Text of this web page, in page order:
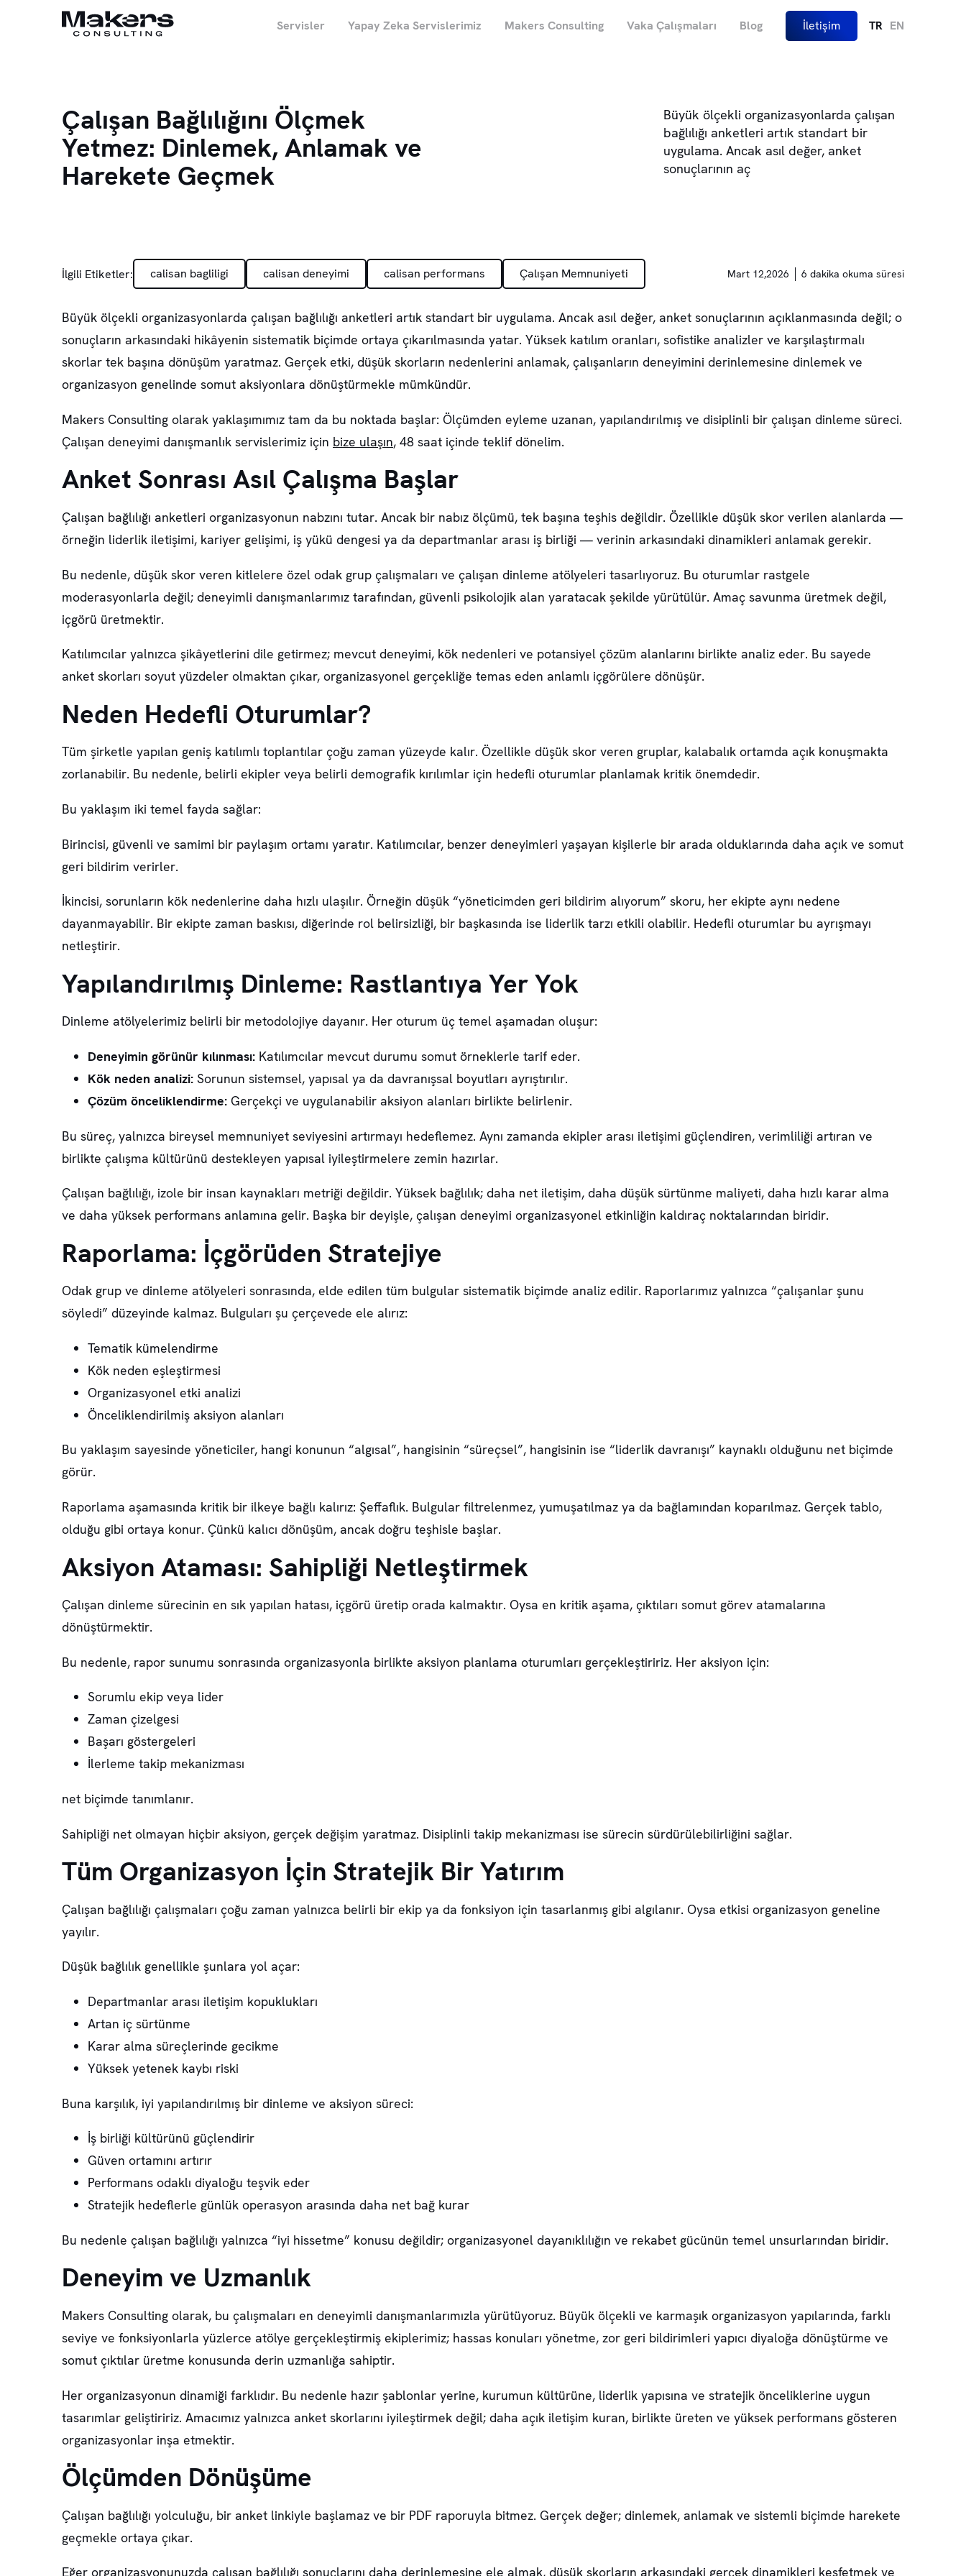
Servisler Yapay Zeka Servislerimiz Makers Consulting Vaka Çalışmaları Blog İletişim TR EN
Çalışan Bağlılığını Ölçmek
Yetmez: Dinlemek, Anlamak ve
Harekete Geçmek
Büyük ölçekli organizasyonlarda çalışan
bağlılığı anketleri artık standart bir
uygulama. Ancak asıl değer, anket
sonuçlarının aç
İlgili Etiketler: calisan bagliligi calisan deneyimi calisan performans Çalışan Memnuniyeti Mart 12,2026 6 dakika okuma süresi
Büyük ölçekli organizasyonlarda çalışan bağlılığı anketleri artık standart bir uygulama. Ancak asıl değer, anket sonuçlarının açıklanmasında değil; o
sonuçların arkasındaki hikâyenin sistematik biçimde ortaya çıkarılmasında yatar. Yüksek katılım oranları, sofistike analizler ve karşılaştırmalı
skorlar tek başına dönüşüm yaratmaz. Gerçek etki, düşük skorların nedenlerini anlamak, çalışanların deneyimini derinlemesine dinlemek ve
organizasyon genelinde somut aksiyonlara dönüştürmekle mümkündür.
Makers Consulting olarak yaklaşımımız tam da bu noktada başlar: Ölçümden eyleme uzanan, yapılandırılmış ve disiplinli bir çalışan dinleme süreci.
Çalışan deneyimi danışmanlık servislerimiz için bize ulaşın, 48 saat içinde teklif dönelim.
Anket Sonrası Asıl Çalışma Başlar
Çalışan bağlılığı anketleri organizasyonun nabzını tutar. Ancak bir nabız ölçümü, tek başına teşhis değildir. Özellikle düşük skor verilen alanlarda —
örneğin liderlik iletişimi, kariyer gelişimi, iş yükü dengesi ya da departmanlar arası iş birliği — verinin arkasındaki dinamikleri anlamak gerekir.
Bu nedenle, düşük skor veren kitlelere özel odak grup çalışmaları ve çalışan dinleme atölyeleri tasarlıyoruz. Bu oturumlar rastgele
moderasyonlarla değil; deneyimli danışmanlarımız tarafından, güvenli psikolojik alan yaratacak şekilde yürütülür. Amaç savunma üretmek değil,
içgörü üretmektir.
Katılımcılar yalnızca şikâyetlerini dile getirmez; mevcut deneyimi, kök nedenleri ve potansiyel çözüm alanlarını birlikte analiz eder. Bu sayede
anket skorları soyut yüzdeler olmaktan çıkar, organizasyonel gerçekliğe temas eden anlamlı içgörülere dönüşür.
Neden Hedefli Oturumlar?
Tüm şirketle yapılan geniş katılımlı toplantılar çoğu zaman yüzeyde kalır. Özellikle düşük skor veren gruplar, kalabalık ortamda açık konuşmakta
zorlanabilir. Bu nedenle, belirli ekipler veya belirli demografik kırılımlar için hedefli oturumlar planlamak kritik önemdedir.
Bu yaklaşım iki temel fayda sağlar:
Birincisi, güvenli ve samimi bir paylaşım ortamı yaratır. Katılımcılar, benzer deneyimleri yaşayan kişilerle bir arada olduklarında daha açık ve somut
geri bildirim verirler.
İkincisi, sorunların kök nedenlerine daha hızlı ulaşılır. Örneğin düşük “yöneticimden geri bildirim alıyorum” skoru, her ekipte aynı nedene
dayanmayabilir. Bir ekipte zaman baskısı, diğerinde rol belirsizliği, bir başkasında ise liderlik tarzı etkili olabilir. Hedefli oturumlar bu ayrışmayı
netleştirir.
Yapılandırılmış Dinleme: Rastlantıya Yer Yok
Dinleme atölyelerimiz belirli bir metodolojiye dayanır. Her oturum üç temel aşamadan oluşur:
Deneyimin görünür kılınması: Katılımcılar mevcut durumu somut örneklerle tarif eder.
Kök neden analizi: Sorunun sistemsel, yapısal ya da davranışsal boyutları ayrıştırılır.
Çözüm önceliklendirme: Gerçekçi ve uygulanabilir aksiyon alanları birlikte belirlenir.
Bu süreç, yalnızca bireysel memnuniyet seviyesini artırmayı hedeflemez. Aynı zamanda ekipler arası iletişimi güçlendiren, verimliliği artıran ve
birlikte çalışma kültürünü destekleyen yapısal iyileştirmelere zemin hazırlar.
Çalışan bağlılığı, izole bir insan kaynakları metriği değildir. Yüksek bağlılık; daha net iletişim, daha düşük sürtünme maliyeti, daha hızlı karar alma
ve daha yüksek performans anlamına gelir. Başka bir deyişle, çalışan deneyimi organizasyonel etkinliğin kaldıraç noktalarından biridir.
Raporlama: İçgörüden Stratejiye
Odak grup ve dinleme atölyeleri sonrasında, elde edilen tüm bulgular sistematik biçimde analiz edilir. Raporlarımız yalnızca “çalışanlar şunu
söyledi” düzeyinde kalmaz. Bulguları şu çerçevede ele alırız:
Tematik kümelendirme
Kök neden eşleştirmesi
Organizasyonel etki analizi
Önceliklendirilmiş aksiyon alanları
Bu yaklaşım sayesinde yöneticiler, hangi konunun “algısal”, hangisinin “süreçsel”, hangisinin ise “liderlik davranışı” kaynaklı olduğunu net biçimde
görür.
Raporlama aşamasında kritik bir ilkeye bağlı kalırız: Şeffaflık. Bulgular filtrelenmez, yumuşatılmaz ya da bağlamından koparılmaz. Gerçek tablo,
olduğu gibi ortaya konur. Çünkü kalıcı dönüşüm, ancak doğru teşhisle başlar.
Aksiyon Ataması: Sahipliği Netleştirmek
Çalışan dinleme sürecinin en sık yapılan hatası, içgörü üretip orada kalmaktır. Oysa en kritik aşama, çıktıları somut görev atamalarına
dönüştürmektir.
Bu nedenle, rapor sunumu sonrasında organizasyonla birlikte aksiyon planlama oturumları gerçekleştiririz. Her aksiyon için:
Sorumlu ekip veya lider
Zaman çizelgesi
Başarı göstergeleri
İlerleme takip mekanizması
net biçimde tanımlanır.
Sahipliği net olmayan hiçbir aksiyon, gerçek değişim yaratmaz. Disiplinli takip mekanizması ise sürecin sürdürülebilirliğini sağlar.
Tüm Organizasyon İçin Stratejik Bir Yatırım
Çalışan bağlılığı çalışmaları çoğu zaman yalnızca belirli bir ekip ya da fonksiyon için tasarlanmış gibi algılanır. Oysa etkisi organizasyon geneline
yayılır.
Düşük bağlılık genellikle şunlara yol açar:
Departmanlar arası iletişim kopuklukları
Artan iç sürtünme
Karar alma süreçlerinde gecikme
Yüksek yetenek kaybı riski
Buna karşılık, iyi yapılandırılmış bir dinleme ve aksiyon süreci:
İş birliği kültürünü güçlendirir
Güven ortamını artırır
Performans odaklı diyaloğu teşvik eder
Stratejik hedeflerle günlük operasyon arasında daha net bağ kurar
Bu nedenle çalışan bağlılığı yalnızca “iyi hissetme” konusu değildir; organizasyonel dayanıklılığın ve rekabet gücünün temel unsurlarından biridir.
Deneyim ve Uzmanlık
Makers Consulting olarak, bu çalışmaları en deneyimli danışmanlarımızla yürütüyoruz. Büyük ölçekli ve karmaşık organizasyon yapılarında, farklı
seviye ve fonksiyonlarla yüzlerce atölye gerçekleştirmiş ekiplerimiz; hassas konuları yönetme, zor geri bildirimleri yapıcı diyaloğa dönüştürme ve
somut çıktılar üretme konusunda derin uzmanlığa sahiptir.
Her organizasyonun dinamiği farklıdır. Bu nedenle hazır şablonlar yerine, kurumun kültürüne, liderlik yapısına ve stratejik önceliklerine uygun
tasarımlar geliştiririz. Amacımız yalnızca anket skorlarını iyileştirmek değil; daha açık iletişim kuran, birlikte üreten ve yüksek performans gösteren
organizasyonlar inşa etmektir.
Ölçümden Dönüşüme
Çalışan bağlılığı yolculuğu, bir anket linkiyle başlamaz ve bir PDF raporuyla bitmez. Gerçek değer; dinlemek, anlamak ve sistemli biçimde harekete
geçmekle ortaya çıkar.
Eğer organizasyonunuzda çalışan bağlılığı sonuçlarını daha derinlemesine ele almak, düşük skorların arkasındaki gerçek dinamikleri keşfetmek ve